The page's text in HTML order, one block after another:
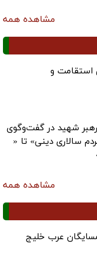
مشاهده همه
استقامت و
رهبر شهید در گفت‌وگوی
سالاری دینی» تا «
مشاهده همه
عرب خلیج